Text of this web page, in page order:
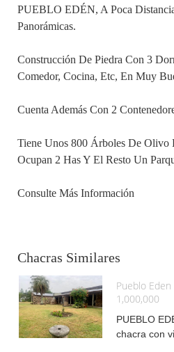
PUEBLO EDÉN, A Poca
Panorámicas.
Construcción De Piedra Con 3
Comedor, Cocina, Etc, En Muy
Cuenta Además Con 2
Tiene Unos 800 Árboles De Olivo
Ocupan 2 Has Y El Resto Un
Consulte Más Información
Chacras Similares
Pueblo
1,000,000
PUEBLO
chacra con